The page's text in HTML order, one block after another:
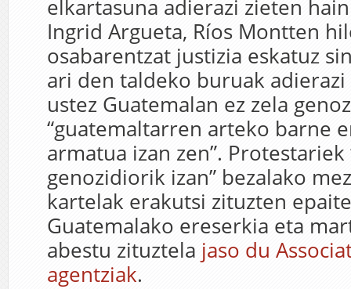
elkartasuna adierazi zieten
Ingrid Argueta, Ríos Montten
osabarentzat justizia eskatuz
ari den taldeko buruak
ustez Guatemalan ez zela
“guatemaltarren arteko barne
armatua izan zen”. Protestariek
genozidiorik izan” bezalako
kartelak erakutsi zituzten
Guatemalako ereserkia eta
abestu zituztela jaso du
agentziak.